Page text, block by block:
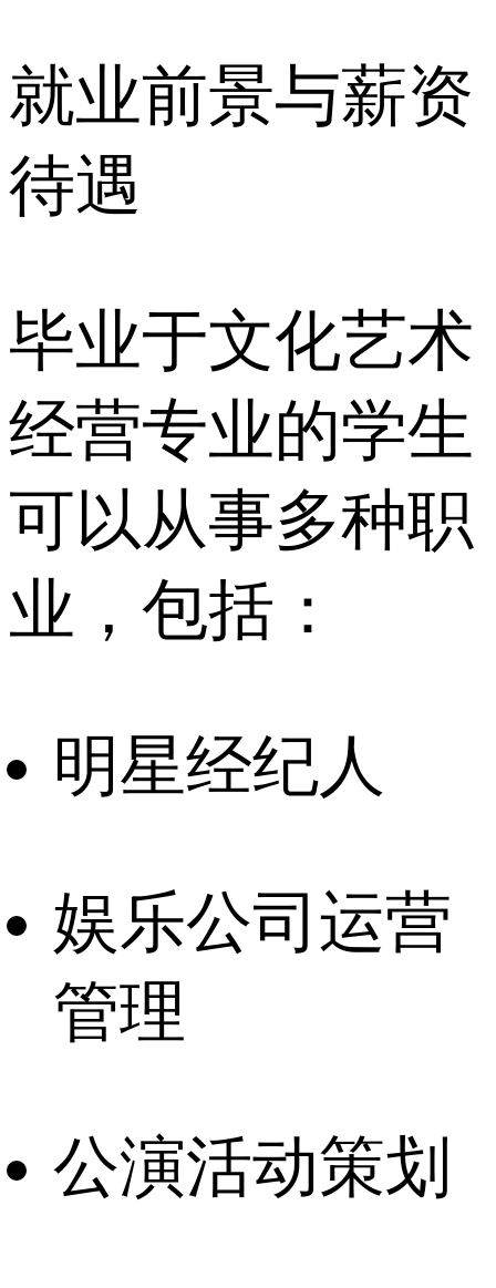
就业前景与薪资
待遇
毕业于文化艺术
经营专业的学生
可以从事多种职
业，包括：
明星经纪人
娱乐公司运营
管理
公演活动策划